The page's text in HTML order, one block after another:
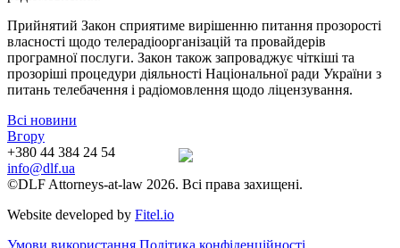
Прийнятий Закон сприятиме вирішенню питання прозорості
власності щодо телерадіоорганізацій та провайдерів
програмної послуги. Закон також запроваджує чіткіші та
прозоріші процедури діяльності Національної ради України з
питань телебачення і радіомовлення щодо ліцензування.
Всі новини
Вгору
+380 44 384 24 54
info@dlf.ua
©DLF Attorneys-at-law 2026. Всі права захищені.
Website developed by Fitel.io
Умови використання Політика конфіденційності